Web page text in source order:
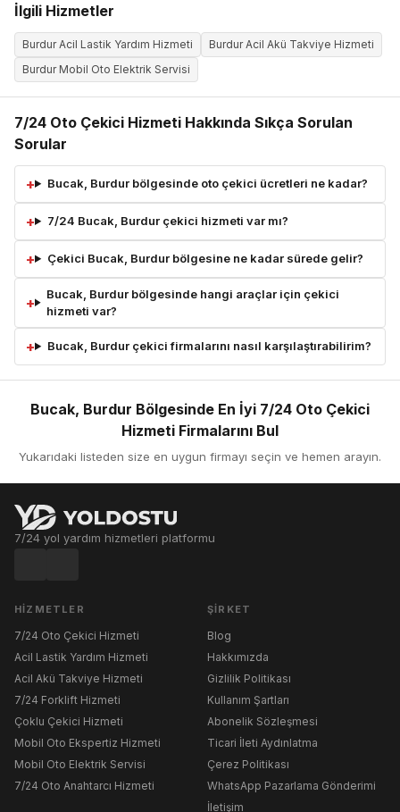
İlgili Hizmetler
Burdur Acil Lastik Yardım Hizmeti
Burdur Acil Akü Takviye Hizmeti
Burdur Mobil Oto Elektrik Servisi
7/24 Oto Çekici Hizmeti Hakkında Sıkça Sorulan
Sorular
Bucak, Burdur bölgesinde oto çekici ücretleri ne kadar?
7/24 Bucak, Burdur çekici hizmeti var mı?
Çekici Bucak, Burdur bölgesine ne kadar sürede gelir?
Bucak, Burdur bölgesinde hangi araçlar için çekici
hizmeti var?
Bucak, Burdur çekici firmalarını nasıl karşılaştırabilirim?
Bucak, Burdur Bölgesinde En İyi 7/24 Oto Çekici
Hizmeti Firmalarını Bul
Yukarıdaki listeden size en uygun firmayı seçin ve hemen arayın.
7/24 yol yardım hizmetleri platformu
HIZMETLER
7/24 Oto Çekici Hizmeti
Acil Lastik Yardım Hizmeti
Acil Akü Takviye Hizmeti
7/24 Forklift Hizmeti
Çoklu Çekici Hizmeti
Mobil Oto Ekspertiz Hizmeti
Mobil Oto Elektrik Servisi
7/24 Oto Anahtarcı Hizmeti
ŞIRKET
Blog
Hakkımızda
Gizlilik Politikası
Kullanım Şartları
Abonelik Sözleşmesi
Ticari İleti Aydınlatma
Çerez Politikası
WhatsApp Pazarlama Gönderimi
İletişim